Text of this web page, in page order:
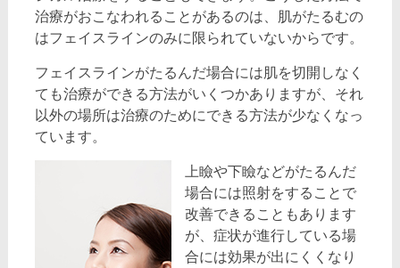
治療がおこなわれることがあるのは、肌がたるむの
はフェイスラインのみに限られていないからです。
フェイスラインがたるんだ場合には肌を切開しなく
ても治療ができる方法がいくつかありますが、それ
以外の場所は治療のためにできる方法が少なくなっ
ています。
上瞼や下瞼などがたるんだ
場合には照射をすることで
改善できることもあります
が、症状が進行している場
合には効果が出にくくなり